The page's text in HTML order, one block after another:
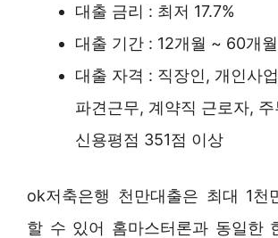
대출 금리 : 최저 17.7%
대출 기간 : 12개월 ~ 60개월
대출 자격 : 직장인, 개인사
파견근무, 계약직 근로자,
신용평점 351점 이상
ok저축은행 천만대출은 최대 1천
할 수 있어 홈마스터론과 동일한